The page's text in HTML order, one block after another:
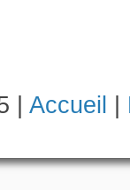
| Accueil